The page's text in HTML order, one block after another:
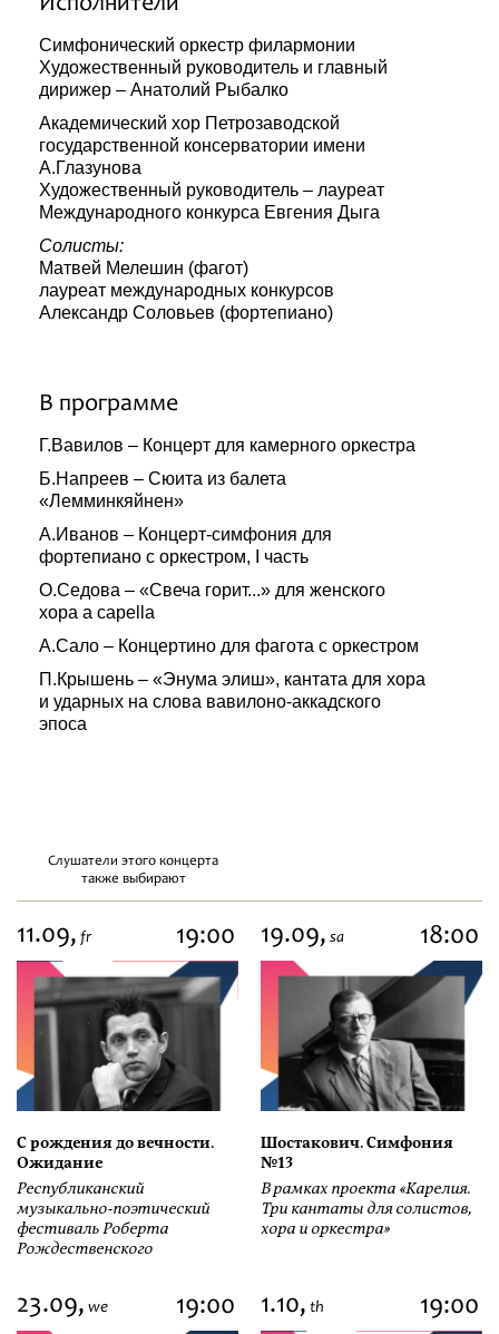
Симфонический оркестр филармонии
Художественный руководитель и главный
дирижер – Анатолий Рыбалко
Академический хор Петрозаводской
государственной консерватории имени
А.Глазунова
Художественный руководитель – лауреат
Международного конкурса Евгения Дыга
Солисты:
Матвей Мелешин (фагот)
лауреат международных конкурсов
Александр Соловьев (фортепиано)
В программе
Г.Вавилов – Концерт для камерного оркестра
Б.Напреев – Сюита из балета
«Лемминкяйнен»
А.Иванов – Концерт-симфония для
фортепиано с оркестром, I часть
О.Седова – «Свеча горит...» для женского
хора a capella
А.Сало – Концертино для фагота с оркестром
П.Крышень – «Энума элиш», кантата для хора
и ударных на слова вавилоно-аккадского
эпоса
Слушатели этого концерта
также выбирают
11.09, fr 19:00
С рождения до вечности.
Ожидание
Республиканский
музыкально-поэтический
фестиваль Роберта
Рождественского
19.09, sa 18:00
Шостакович. Симфония
№13
В рамках проекта «Карелия.
Три кантаты для солистов,
хора и оркестра»
23.09, we 19:00 1.10, th 19:00